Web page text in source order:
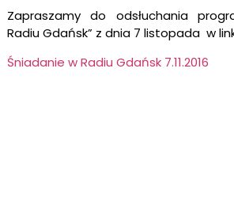
Zapraszamy do odsłuchania
Radiu Gdańsk” z dnia 7 listopada w
Śniadanie w Radiu Gdańsk 7.11.2016